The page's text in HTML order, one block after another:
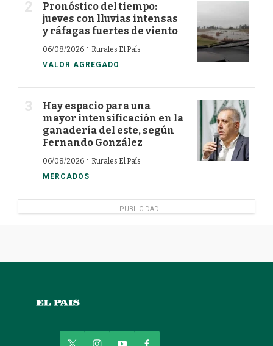
Pronóstico del tiempo:
jueves con lluvias intensas
y ráfagas fuertes de viento
06/08/2026 · Rurales El País
VALOR AGREGADO
Hay espacio para una
mayor intensificación en la
ganadería del este, según
Fernando González
06/08/2026 · Rurales El País
MERCADOS
PUBLICIDAD
i y